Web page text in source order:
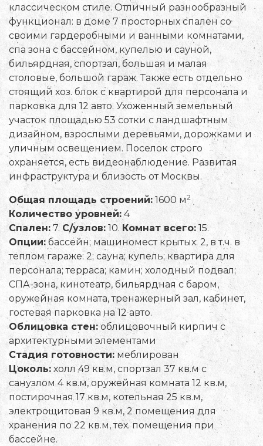
классическом стиле. Отличный разнообразный
функционал: в доме 7 просторных спален со
своими гардеробными и ванными комнатами,
спа зона с бассейном, купелью и сауной,
бильярдная, спортзал, большая и малая
столовые, большой гараж. Также есть отдельно
стоящий хоз. блок с квартирой для персонала и
парковка для 12 авто. Ухоженный земельный
участок площадью 53 сотки с ландшафтным
дизайном, взрослыми деревьями, дорожками и
уличным освещением. Поселок строго
охраняется, есть видеонаблюдение. Развитая
инфраструктура и близость от Москвы.
Общая площадь строений: 1600 м2
Количество уровней:4
Спален: 7. С/узлов: 10. Комнат всего:15.
Опции: бассейн; машиномест крытых: 2, в т.ч. в
теплом гараже: 2; сауна; купель; квартира для
персонала; терраса; камин; холодный подвал;
СПА-зона, кинотеатр, бильярдная с баром,
оружейная комната, тренажерный зал, кабинет,
гостевая парковка на 12 авто.
Облицовка стен:облицовочный кирпич с
архитектурными элементами
Стадия готовности: меблирован
Цоколь: холл 49 кв.м, спортзал 37 кв.м с
санузлом 4 кв.м, оружейная комната 12 кв.м,
постирочная 17 кв.м, котельная 25 кв.м,
электрощитовая 9 кв.м, 2 помещения для
хранения по 22 кв.м, тех. помещения при
бассейне.